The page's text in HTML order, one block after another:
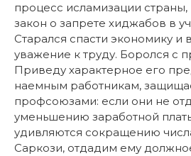
процесс исламизации
закон о запрете хиджабов в
Старался спасти экономику и
уважение к труду. Боролся с
Приведу характерное его
наемным работникам,
профсоюзами: если они не
уменьшению заработной
удивляются сокращению
Саркози, отдадим ему